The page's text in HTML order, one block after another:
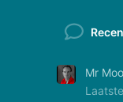
Mr